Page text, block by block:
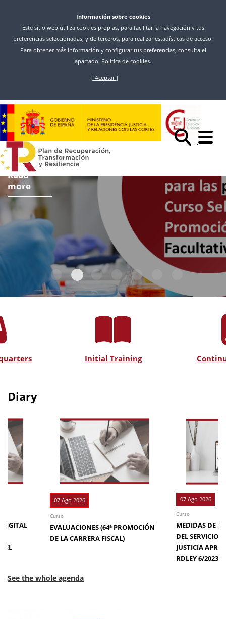
main
Información sobre cookies
Este sitio web utiliza cookies propias, para facilitar la navegación y tus
preferencias seleccionadas, y de terceros, para realizar estadísticas de acceso.
Para obtener más información y configurar tus preferencias, consulta el
apartado. Política de cookies.
[ Aceptar ]
Read
more
Initial Training
Diary
DIGITAL
EL
07 Ago 2026
Curso
EVALUACIONES (64ª PROMOCIÓN
DE LA CARRERA FISCAL)
07 Ago 2026
Curso
MEDIDAS DE
DEL SERVICIO
JUSTICIA
RDLEY 6/2023
See the whole agenda